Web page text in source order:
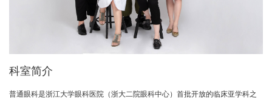
科室简介
普通眼科是浙江大学眼科医院（浙大二院眼科中心）首批开放的临床亚学科之